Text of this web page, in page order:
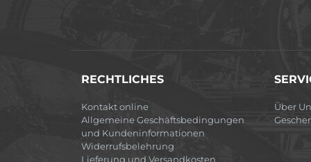
RECHTLICHES
Kontakt online
Allgemeine Geschäftsbedingungen
und Kundeninformationen
Widerrufsbelehrung
Lieferung und Versandkosten
Über